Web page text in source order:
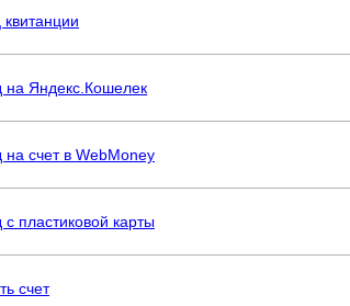
на Яндекс.Кошелек
на счет в WebMoney
с пластиковой карты
счет